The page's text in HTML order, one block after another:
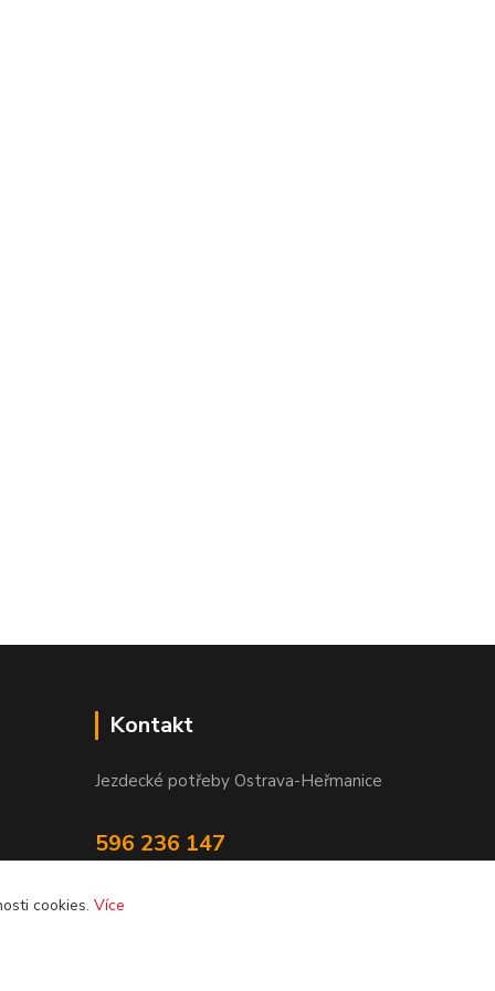
Kontakt
Jezdecké potřeby Ostrava-Heřmanice
596 236 147
cookies. Více